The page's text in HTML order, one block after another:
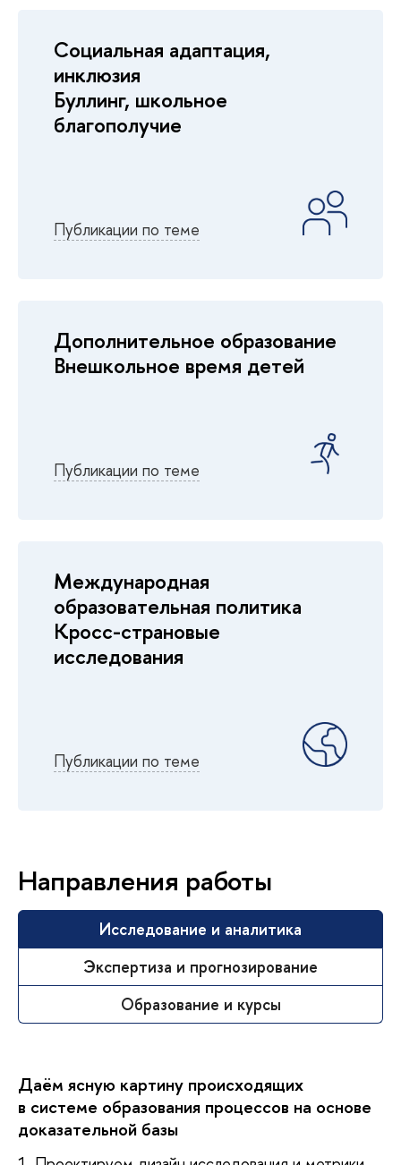
Социальная адаптация,
инклюзия
Буллинг, школьное
благополучие
Публикации по теме
Дополнительное образование
Внешкольное время детей
Публикации по теме
Международная
образовательная политика
Кросс-страновые
исследования
Публикации по теме
Направления работы
Исследование и аналитика
Экспертиза и прогнозирование
Образование и курсы
Даём ясную картину происходящих
в системе образования процессов на основе
доказательной базы